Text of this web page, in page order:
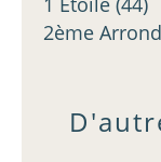
2ème